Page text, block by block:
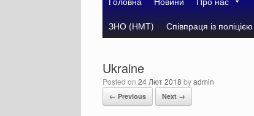
ЗНО (НМТ)
Співпраця із поліцією
Ukraine
Posted on 24 Лют 2018 byadmin
← Previous Next →